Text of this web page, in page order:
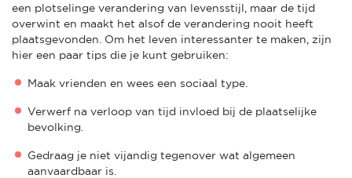
een plotselinge verandering van levensstijl, maar de tijd
overwint en maakt het alsof de verandering nooit heeft
plaatsgevonden. Om het leven interessanter te maken, zijn
hier een paar tips die je kunt gebruiken:
Maak vrienden en wees een sociaal type.
Verwerf na verloop van tijd invloed bij de plaatselijke
bevolking.
Gedraag je niet vijandig tegenover wat algemeen
aanvaardbaar is.